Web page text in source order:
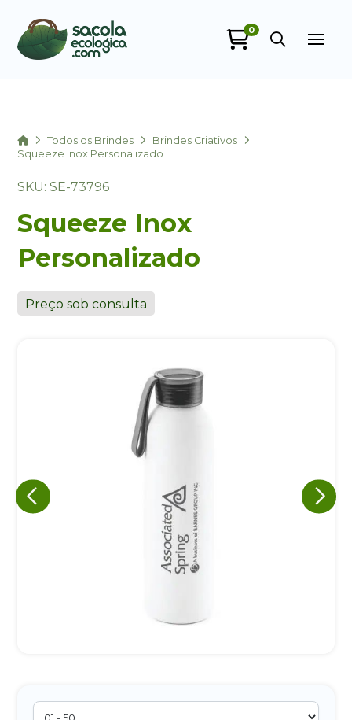
0
HomeTodos os Brindes
Brindes Criativos
Squeeze Inox Personalizado
SKU: SE-73796
Squeeze Inox
Personalizado
Preço sob consulta
Eu concordo em receber comunicações.
A nossa empresa está comprometida a proteger e respeitar
sua privacidade, utilizaremos seus dados apenas para fins
de marketing. Você pode alterar suas preferências a
Iniciar conversa